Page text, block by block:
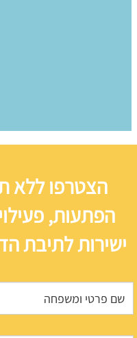
הצטרפו ללא
הפתעות,
ישירות לתיבת